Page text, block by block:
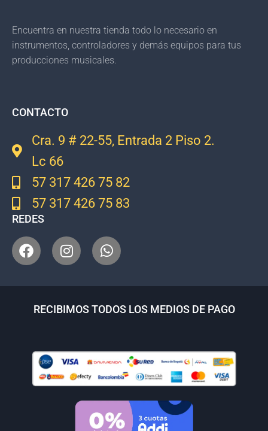
Encuentra en nuestra tienda todo lo necesario en
instrumentos, controladores y demás equipos para tus
producciones musicales.
CONTACTO
Cra. 9 # 22-55, Entrada 2 Piso 2.
Lc 66
57 317 426 75 82
57 317 426 75 83
REDES
RECIBIMOS TODOS LOS MEDIOS DE PAGO